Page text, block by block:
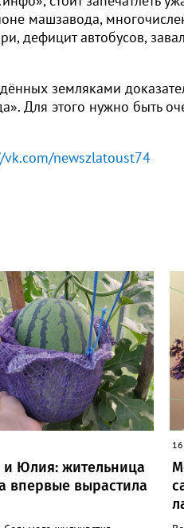
машзавода,
дефицит автобусов,
земляками
Для этого нужно быть
newszlatoust74
Юлия: жительница
впервые вырастила